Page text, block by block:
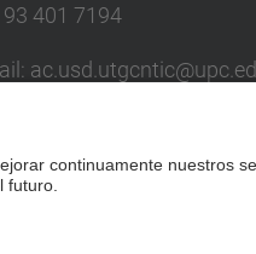
93 401 7194
de contacto